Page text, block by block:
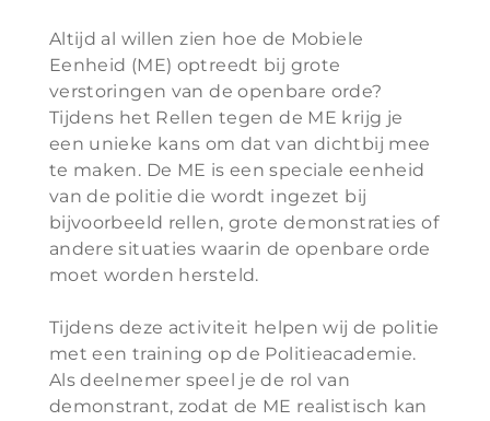
Altijd al willen zien hoe de Mobiele
Eenheid (ME) optreedt bij grote
verstoringen van de openbare orde?
Tijdens het Rellen tegen de ME krijg je
een unieke kans om dat van dichtbij mee
te maken. De ME is een speciale eenheid
van de politie die wordt ingezet bij
bijvoorbeeld rellen, grote demonstraties of
andere situaties waarin de openbare orde
moet worden hersteld.
Tijdens deze activiteit helpen wij de politie
met een training op de Politieacademie.
Als deelnemer speel je de rol van
demonstrant, zodat de ME realistisch kan